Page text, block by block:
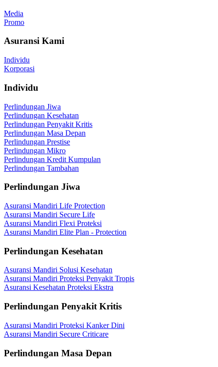
Media
Promo
Asuransi Kami
Individu
Korporasi
Individu
Perlindungan Jiwa
Perlindungan Kesehatan
Perlindungan Penyakit Kritis
Perlindungan Masa Depan
Perlindungan Prestise
Perlindungan Mikro
Perlindungan Kredit Kumpulan
Perlindungan Tambahan
Perlindungan Jiwa
Asuransi Mandiri Life Protection
Asuransi Mandiri Secure Life
Asuransi Mandiri Flexi Proteksi
Asuransi Mandiri Elite Plan - Protection
Perlindungan Kesehatan
Asuransi Mandiri Solusi Kesehatan
Asuransi Mandiri Proteksi Penyakit Tropis
Asuransi Kesehatan Proteksi Ekstra
Perlindungan Penyakit Kritis
Asuransi Mandiri Proteksi Kanker Dini
Asuransi Mandiri Secure Criticare
Perlindungan Masa Depan